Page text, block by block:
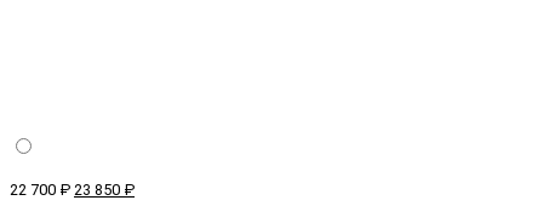
22 700 ₽ 23 850 ₽